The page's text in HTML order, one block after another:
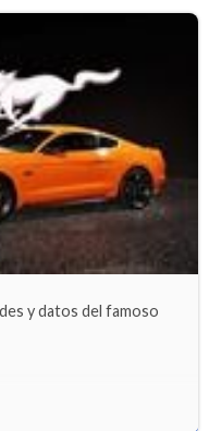
y datos del famoso